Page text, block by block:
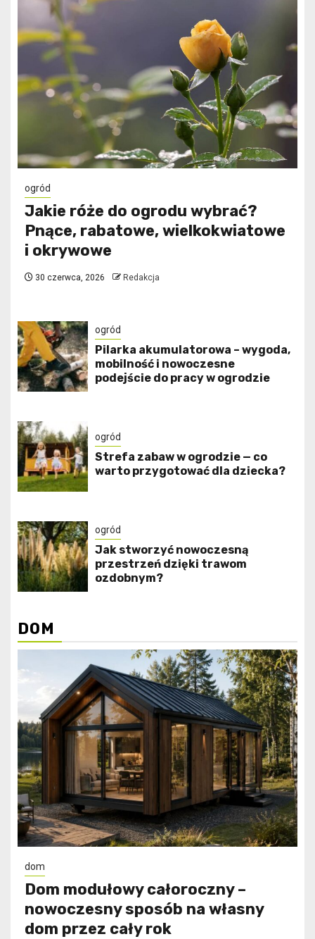
ogród
Jakie róże do ogrodu wybrać?
Pnące, rabatowe, wielkokwiatowe
i okrywowe
30 czerwca, 2026 Redakcja
ogród
Pilarka akumulatorowa – wygoda,
mobilność i nowoczesne
podejście do pracy w ogrodzie
ogród
Strefa zabaw w ogrodzie — co
warto przygotować dla dziecka?
ogród
Jak stworzyć nowoczesną
przestrzeń dzięki trawom
ozdobnym?
DOM
dom
Dom modułowy całoroczny –
nowoczesny sposób na własny
dom przez cały rok